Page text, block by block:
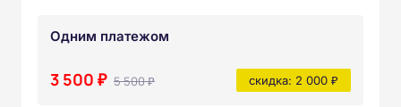
Одним платежом
3 500 ₽ 5 500 ₽ скидка: 2 000 ₽